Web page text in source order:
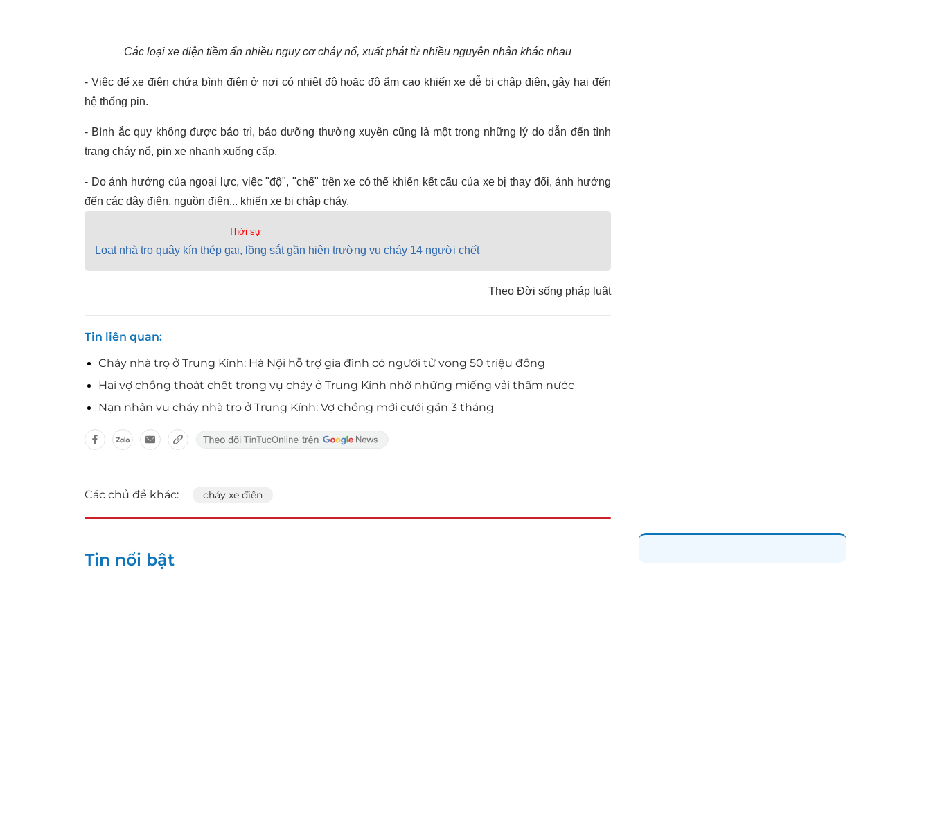
Các loại xe điện tiềm ẩn nhiều nguy cơ cháy nổ, xuất phát từ nhiều nguyên nhân khác nhau
- Việc để xe điện chứa bình điện ở nơi có nhiệt độ hoặc độ ẩm cao khiến xe dễ bị chập điện, gây hại đến
hệ thống pin.
- Bình ắc quy không được bảo trì, bảo dưỡng thường xuyên cũng là một trong những lý do dẫn đến tình
trạng cháy nổ, pin xe nhanh xuống cấp.
- Do ảnh hưởng của ngoại lực, việc "độ", "chế" trên xe có thể khiến kết cấu của xe bị thay đổi, ảnh hưởng
đến các dây điện, nguồn điện... khiến xe bị chập cháy.
Thời sự
Loạt nhà trọ quây kín thép gai, lồng sắt gần hiện trường vụ cháy 14 người chết
Theo Đời sống pháp luật
Tin liên quan
Cháy nhà trọ ở Trung Kính: Hà Nội hỗ trợ gia đình có người tử vong 50 triệu đồng
Hai vợ chồng thoát chết trong vụ cháy ở Trung Kính nhờ những miếng vải thấm nước
Nạn nhân vụ cháy nhà trọ ở Trung Kính: Vợ chồng mới cưới gần 3 tháng
Các chủ đề khác: cháy xe điện
Tin nổi bật